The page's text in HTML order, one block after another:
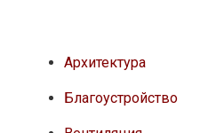
Архитектура
Благоустройство